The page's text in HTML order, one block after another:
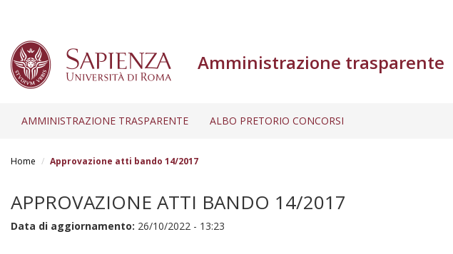
Amministrazione trasparente
AMMINISTRAZIONE TRASPARENTE ALBO PRETORIO CONCORSI
Home Approvazione atti bando 14/2017
APPROVAZIONE ATTI BANDO 14/2017
Data di aggiornamento: 26/10/2022 - 13:23